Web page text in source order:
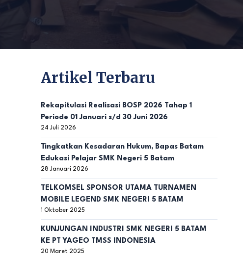
Artikel Terbaru
Rekapitulasi Realisasi BOSP 2026 Tahap 1
Periode 01 Januari s/d 30 Juni 2026
24 Juli 2026
Tingkatkan Kesadaran Hukum, Bapas Batam
Edukasi Pelajar SMK Negeri 5 Batam
28 Januari 2026
TELKOMSEL SPONSOR UTAMA TURNAMEN
MOBILE LEGEND SMK NEGERI 5 BATAM
1 Oktober 2025
KUNJUNGAN INDUSTRI SMK NEGERI 5 BATAM
KE PT YAGEO TMSS INDONESIA
20 Maret 2025